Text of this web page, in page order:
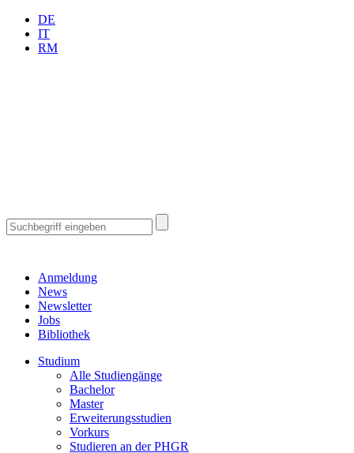
DE
IT
RM
Anmeldung
News
Newsletter
Jobs
Bibliothek
Studium
Alle Studiengänge
Bachelor
Master
Erweiterungsstudien
Vorkurs
Studieren an der PHGR